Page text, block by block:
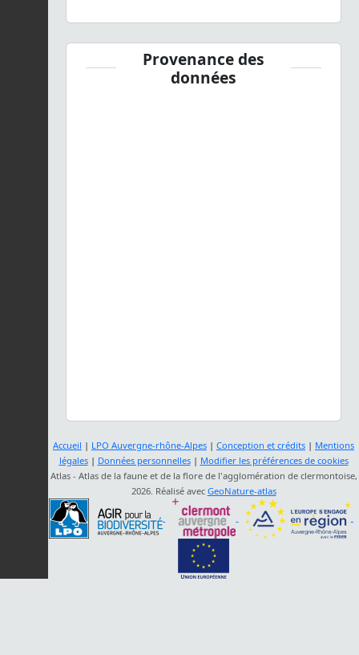
Provenance des
données
Accueil | LPO Auvergne-rhône-Alpes | Conception et crédits | Mentions
légales| Données personnelles| Modifier les préférences de cookies
Atlas - Atlas de la faune et de la flore de l'agglomération de clermontoise,
2026. Réalisé avec GeoNature-atlas